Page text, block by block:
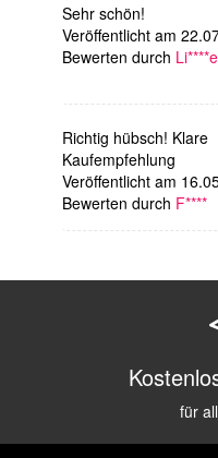
Sehr schön!
Veröffentlicht am
Bewerten durch Li****e
Richtig hübsch! Klare
Kaufempfehlung
Veröffentlicht am
Bewerten durch F****
für